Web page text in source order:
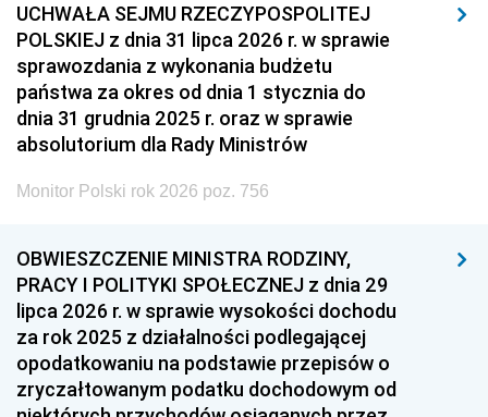
UCHWAŁA SEJMU RZECZYPOSPOLITEJ
POLSKIEJ z dnia 31 lipca 2026 r. w sprawie
sprawozdania z wykonania budżetu
państwa za okres od dnia 1 stycznia do
dnia 31 grudnia 2025 r. oraz w sprawie
absolutorium dla Rady Ministrów
Monitor Polski rok 2026 poz. 756
OBWIESZCZENIE MINISTRA RODZINY,
PRACY I POLITYKI SPOŁECZNEJ z dnia 29
lipca 2026 r. w sprawie wysokości dochodu
za rok 2025 z działalności podlegającej
opodatkowaniu na podstawie przepisów o
zryczałtowanym podatku dochodowym od